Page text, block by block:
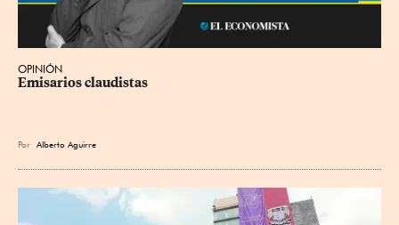
OPINIÓN
Emisarios claudistas
Por Alberto Aguirre